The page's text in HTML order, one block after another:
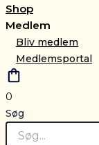
Shop
Medlem
Bliv medlem
Medlemsportal
0
Søg